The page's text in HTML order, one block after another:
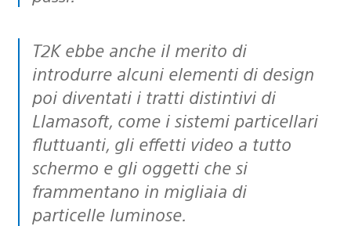
T2K ebbe anche il merito di
introdurre alcuni elementi di design
poi diventati i tratti distintivi di
Llamasoft, come i sistemi particellari
fluttuanti, gli effetti video a tutto
schermo e gli oggetti che si
frammentano in migliaia di
particelle luminose.